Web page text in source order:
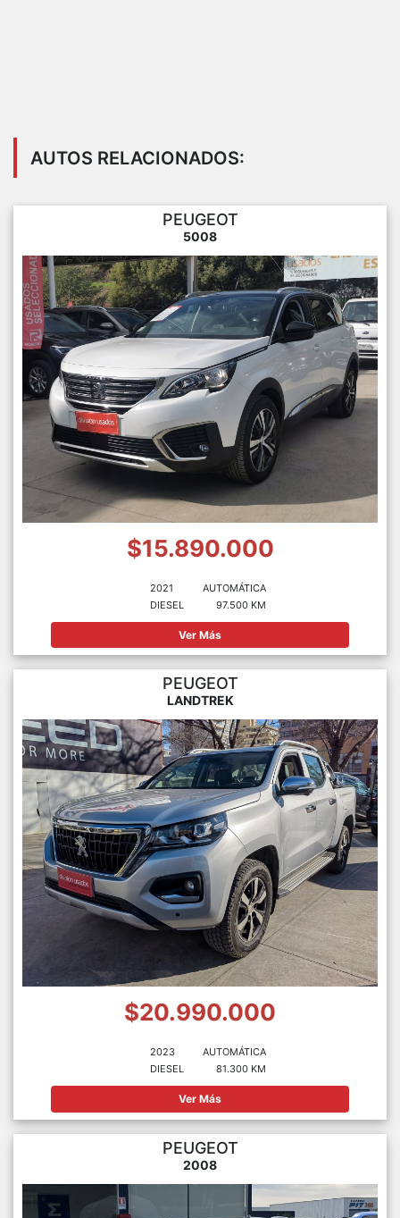
AUTOS RELACIONADOS:
PEUGEOT
5008
$15.890.000
2021
DIESEL
AUTOMÁTICA
97.500 KM
Ver Más
PEUGEOT
LANDTREK
$20.990.000
2023
DIESEL
AUTOMÁTICA
81.300 KM
Ver Más
PEUGEOT
2008